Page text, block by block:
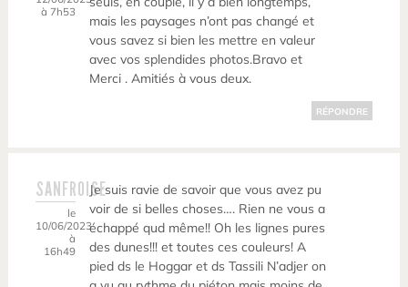
à 7h53
mais les paysages n’ont pas changé et
vous savez si bien les mettre en valeur
avec vos splendides photos.Bravo et
Merci . Amitiés à vous deux.
RÉPONDRE
SANFROISE
le
10/06/2023
à
16h49
Je suis ravie de savoir que vous avez pu
voir de si belles choses…. Rien ne vous a
échappé qud même!! Oh les lignes pures
des dunes!!! et toutes ces couleurs! A
pied ds le Hoggar et ds Tassili N’adjer on